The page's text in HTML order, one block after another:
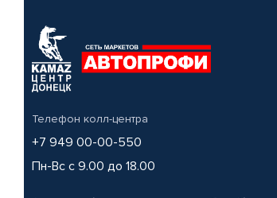
Телефон колл-центра
+7 949 00-00-550
Пн-Вс с 9.00 до 18.00